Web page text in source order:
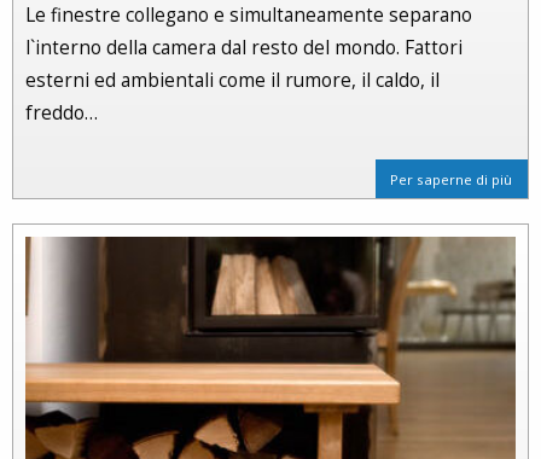
Le finestre collegano e simultaneamente separano
l`interno della camera dal resto del mondo. Fattori
esterni ed ambientali come il rumore, il caldo, il
freddo…
Per saperne di più